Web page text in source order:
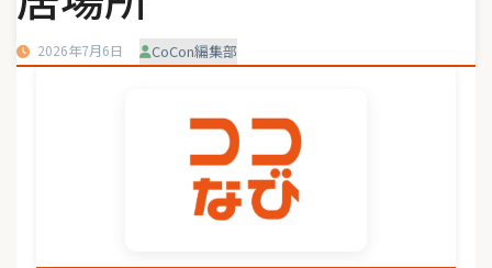
2026年7月6日 CoCon編集部